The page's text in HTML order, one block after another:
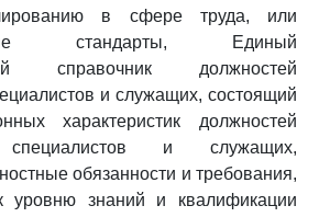
в сфере труда, или
стандарты, Единый
справочник должностей
и служащих, состоящий
характеристик должностей
специалистов и служащих,
обязанности и требования,
уровню знаний и квалификации